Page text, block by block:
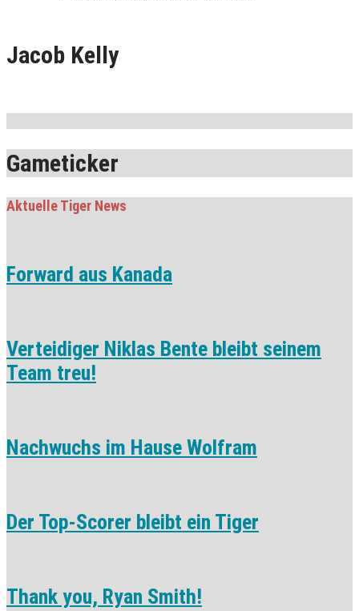
Jacob Kelly
Gameticker
Aktuelle Tiger News
Forward aus Kanada
Verteidiger Niklas Bente bleibt seinem
Team treu!
Nachwuchs im Hause Wolfram
Der Top-Scorer bleibt ein Tiger
Thank you, Ryan Smith!